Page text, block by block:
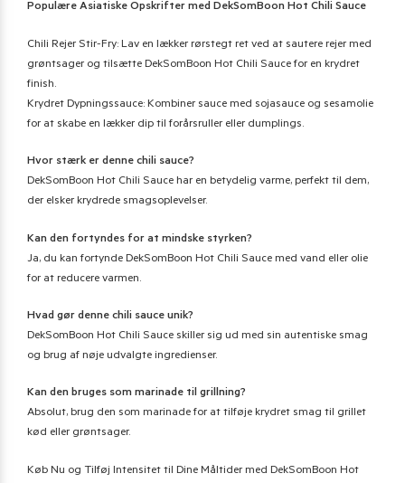
Populære Asiatiske Opskrifter med DekSomBoon Hot Chili Sauce
Chili Rejer Stir-Fry: Lav en lækker rørstegt ret ved at sautere rejer med
grøntsager og tilsætte DekSomBoon Hot Chili Sauce for en krydret
finish.
Krydret Dypningssauce: Kombiner sauce med sojasauce og sesamolie
for at skabe en lækker dip til forårsruller eller dumplings.
Hvor stærk er denne chili sauce?
DekSomBoon Hot Chili Sauce har en betydelig varme, perfekt til dem,
der elsker krydrede smagsoplevelser.
Kan den fortyndes for at mindske styrken?
Ja, du kan fortynde DekSomBoon Hot Chili Sauce med vand eller olie
for at reducere varmen.
Hvad gør denne chili sauce unik?
DekSomBoon Hot Chili Sauce skiller sig ud med sin autentiske smag
og brug af nøje udvalgte ingredienser.
Kan den bruges som marinade til grillning?
Absolut, brug den som marinade for at tilføje krydret smag til grillet
kød eller grøntsager.
Køb Nu og Tilføj Intensitet til Dine Måltider med DekSomBoon Hot